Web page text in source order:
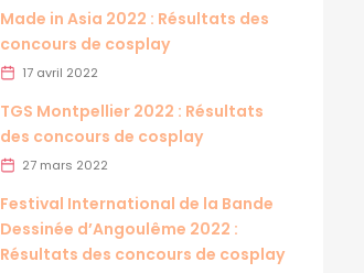
Made in Asia 2022 : Résultats des
concours de cosplay
17 avril 2022
TGS Montpellier 2022 : Résultats
des concours de cosplay
27 mars 2022
Festival International de la Bande
Dessinée d’Angoulême 2022 :
Résultats des concours de cosplay